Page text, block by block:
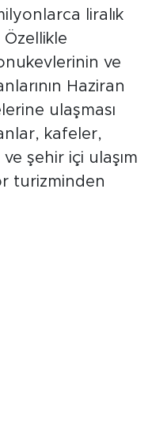
kitle, kent
liralık
ve
Haziran
ulaşması
kafeler,
şehir içi ulaşım
turizminden